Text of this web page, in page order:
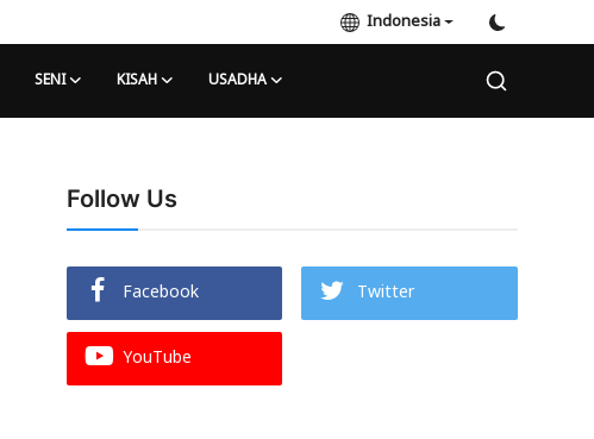
Indonesia
SENI KISAH USADHA
Follow Us
Facebook
Twitter
YouTube